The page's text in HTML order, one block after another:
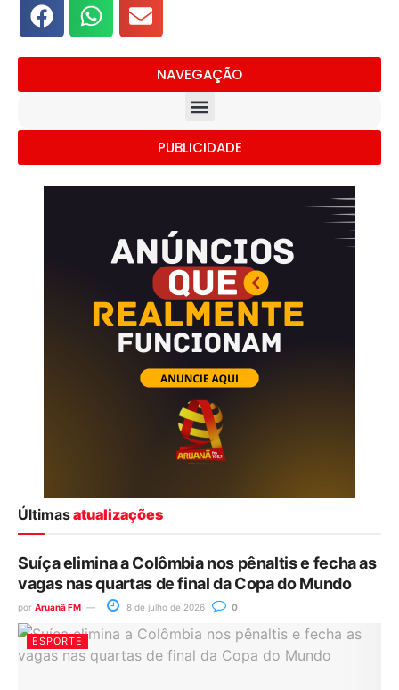
NAVEGAÇÃO
PUBLICIDADE
Últimasatualizações
Suíça elimina a Colômbia nos pênaltis e fecha as
vagas nas quartas de final da Copa do Mundo
por Aruanã FM 8 de julho de 2026 0
ESPORTE